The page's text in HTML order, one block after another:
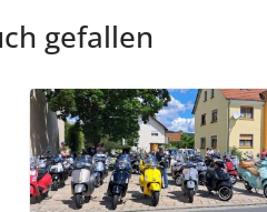
gefallen